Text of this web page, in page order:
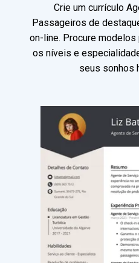
Crie um currículo
Passageiros de
on-line. Procure
os níveis e
seus sonhos